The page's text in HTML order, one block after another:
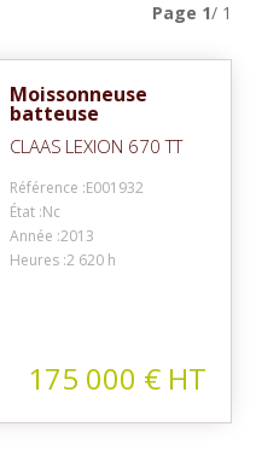
Page 1/ 1
Moissonneuse
batteuse
CLAAS LEXION 670 TT
Référence :E001932
État :Nc
Année :2013
Heures :2 620 h
175 000 € HT